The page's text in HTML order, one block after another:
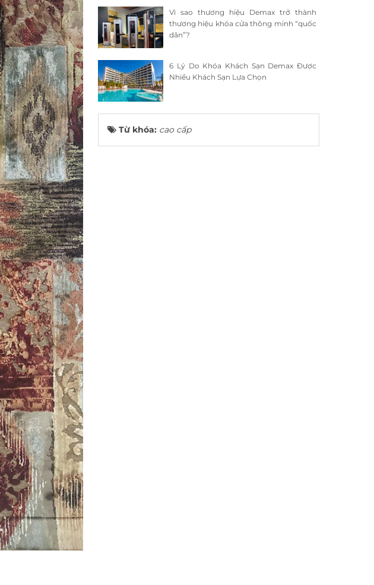
Vì sao thương hiệu Demax trở thành
thương hiệu khóa cửa thông minh “quốc
dân”?
6 Lý Do Khóa Khách Sạn Demax Được
Nhiều Khách Sạn Lựa Chọn
Từ khóa: cao cấp